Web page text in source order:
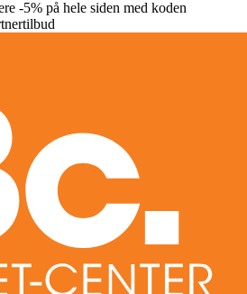
-5% på hele siden med koden